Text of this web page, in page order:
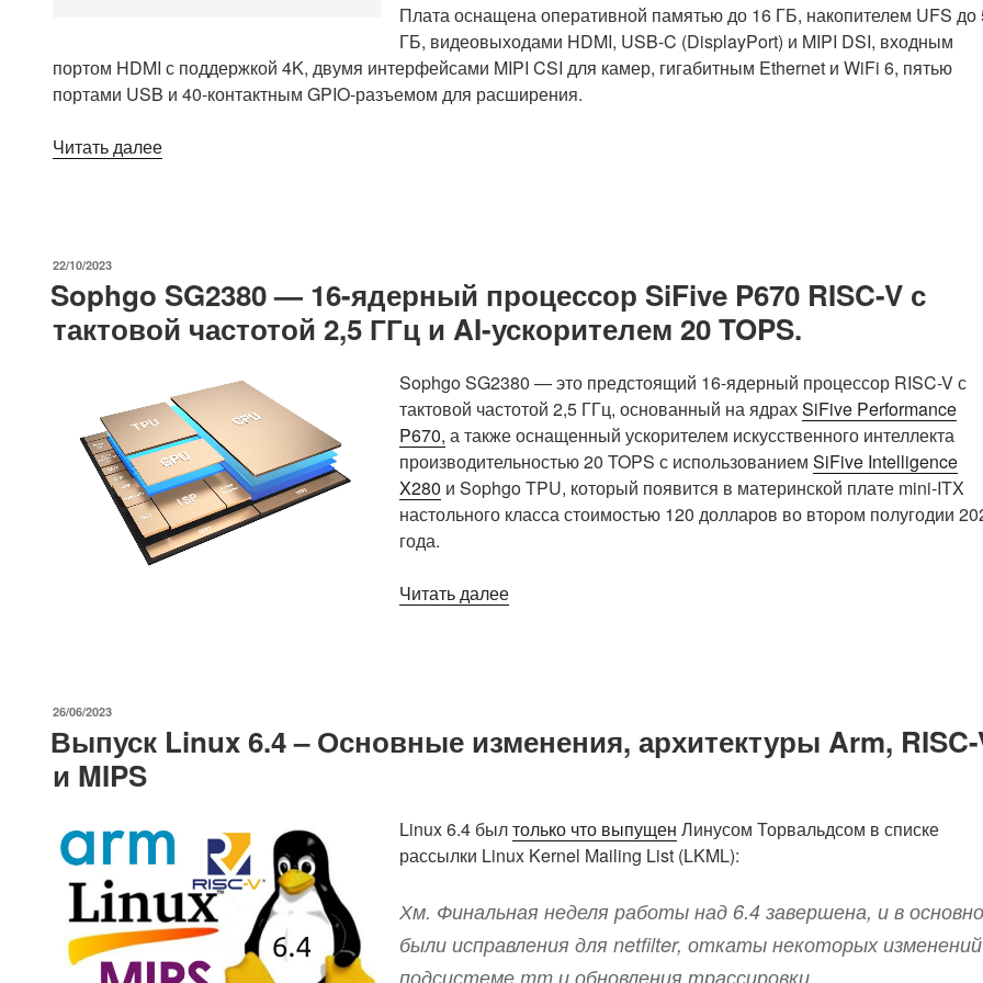
Плата оснащена оперативной памятью до 16 ГБ, накопителем UFS до
ГБ, видеовыходами HDMI, USB-C (DisplayPort) и MIPI DSI, входным
портом HDMI с поддержкой 4K, двумя интерфейсами MIPI CSI для камер, гигабитным Ethernet и WiFi 6, пятью
портами USB и 40-контактным GPIO-разъемом для расширения.
Читать далее«Radxa
система
на
MediaTek
Genio
1200
с
сертификацией
Ubuntu
и
гарантией
ОПУБЛИКОВАНО
22/10/2023
Sophgo SG2380 — 16-ядерный процессор SiFive P670 RISC-V с
тактовой частотой 2,5 ГГц и AI-ускорителем 20 TOPS.
Sophgo SG2380 — это предстоящий 16-ядерный процессор RISC-V с
тактовой частотой 2,5 ГГц, основанный на ядрахSiFive Performance
P670, а также оснащенный ускорителем искусственного интеллекта
производительностью 20 TOPS с использованием SiFive Intelligence
X280 и Sophgo TPU, который появится в материнской плате mini-ITX
настольного класса стоимостью 120 долларов во втором полугодии
года.
Читать далее«Sophgo
SiFive
V
с
частотой
ГГц
ОПУБЛИКОВАНО
26/06/2023
Выпуск Linux 6.4 – Основные изменения, архитектуры Arm,
и MIPS
Linux 6.4 былтолько что выпущен Линусом Торвальдсом в списке
рассылки Linux Kernel Mailing List (LKML):
Хм. Финальная неделя работы над 6.4 завершена, и в
были исправления для netfilter, откаты некоторых
подсистеме mm и обновления трассировки.